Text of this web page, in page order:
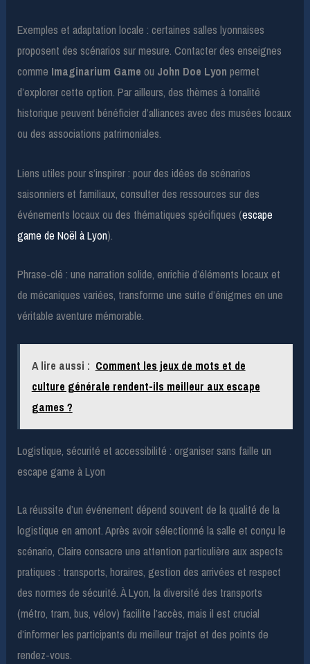
Exemples et adaptation locale : certaines salles lyonnaises
proposent des scénarios sur mesure. Contacter des enseignes
comme Imaginarium Game ou John Doe Lyon permet
d’explorer cette option. Par ailleurs, des thèmes à tonalité
historique peuvent bénéficier d’alliances avec des musées locaux
ou des associations patrimoniales.
Liens utiles pour s’inspirer : pour des idées de scénarios
saisonniers et familiaux, consulter des ressources sur des
événements locaux ou des thématiques spécifiques (escape
game de Noël à Lyon).
Phrase-clé : une narration solide, enrichie d’éléments locaux et
de mécaniques variées, transforme une suite d’énigmes en une
véritable aventure mémorable.
A lire aussi : Comment les jeux de mots et de
culture générale rendent-ils meilleur aux escape
games ?
Logistique, sécurité et accessibilité : organiser sans faille un
escape game à Lyon
La réussite d’un événement dépend souvent de la qualité de la
logistique en amont. Après avoir sélectionné la salle et conçu le
scénario, Claire consacre une attention particulière aux aspects
pratiques : transports, horaires, gestion des arrivées et respect
des normes de sécurité. À Lyon, la diversité des transports
(métro, tram, bus, vélov) facilite l’accès, mais il est crucial
d’informer les participants du meilleur trajet et des points de
rendez-vous.